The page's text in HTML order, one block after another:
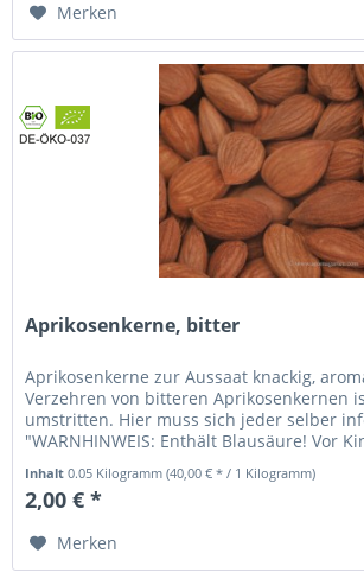
Merken
Aprikosenkerne, bitter
Aprikosenkerne zur Aussaat knackig,
Verzehren von bitteren Aprikosenkernen
umstritten. Hier muss sich jeder selber
"WARNHINWEIS: Enthält Blausäure! Vor
Inhalt0.05 Kilogramm(40,00 € * / 1 Kilogramm)
2,00 € *
Merken